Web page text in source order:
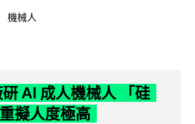
機械人
AI 成人機械人 「硅
擬人度極高